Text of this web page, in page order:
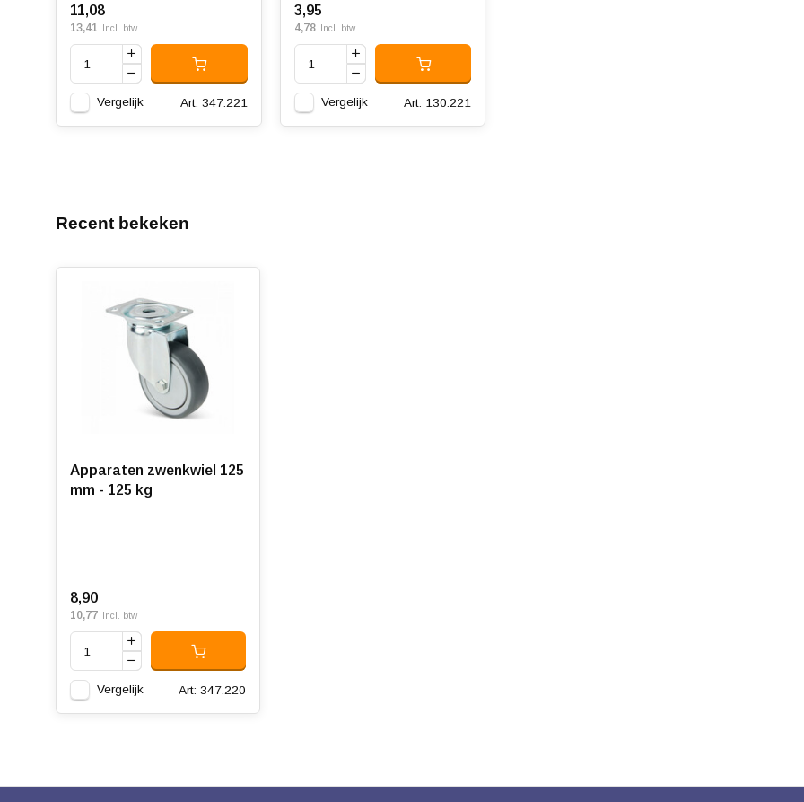
11,08
13,41 Incl. btw
Vergelijk Art: 347.221
3,95
4,78 Incl. btw
Vergelijk Art: 130.221
Recent bekeken
Apparaten zwenkwiel 125
mm - 125 kg
8,90
10,77 Incl. btw
Vergelijk Art: 347.220